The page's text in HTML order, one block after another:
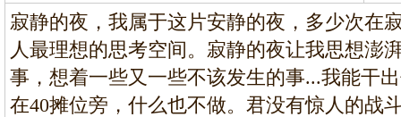
龙
寂静的夜，我属于这片安静的夜，多少次在
人最理想的思考空间。寂静的夜让我思想澎
事，想着一些又一些不该发生的事...我能干
在40摊位旁，什么也不做。君没有惊人的战